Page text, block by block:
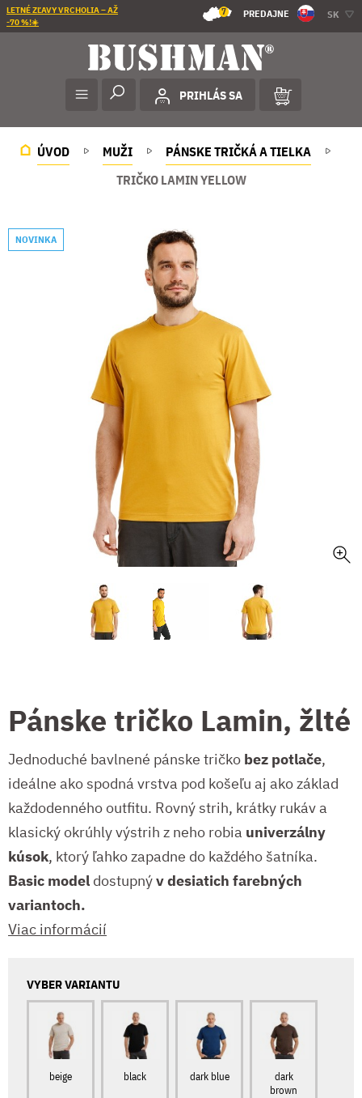
LETNÉ ZĽAVY VRCHOLIA – AŽ
-70 %!☀️
7 PREDAJNE SK
PRIHLÁS SA
ÚVOD MUŽI
PÁNSKE TRIČKÁ A TIELKA
TRIČKO LAMIN YELLOW
NOVINKA
Pánske tričko Lamin, žlté
Jednoduché bavlnené pánske tričko bez potlače,
ideálne ako spodná vrstva pod košeľu aj ako základ
každodenného outfitu. Rovný strih, krátky rukáv a
klasický okrúhly výstrih z neho robia univerzálny
kúsok, ktorý ľahko zapadne do každého šatníka.
Basic model dostupnýv desiatich farebných
variantoch.
Viac informácií
VYBER VARIANTU
beige black dark blue
dark
brown